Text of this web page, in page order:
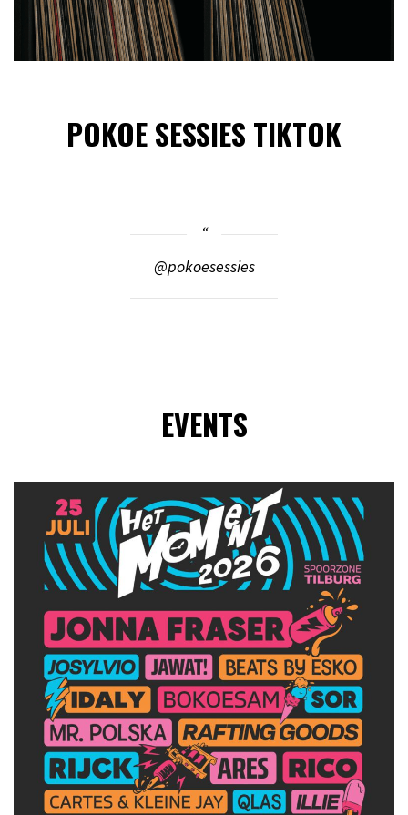
POKOE SESSIES TIKTOK
@pokoesessies
EVENTS